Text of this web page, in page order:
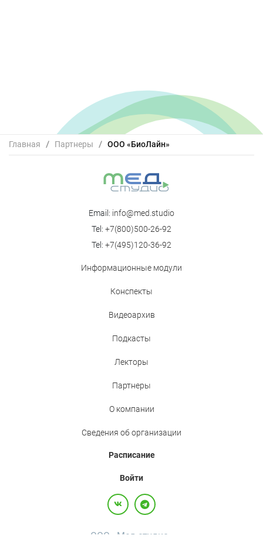
Главная / Партнеры / ООО «БиоЛайн»
Email: info@med.studio
Tel: +7(800)500-26-92
Tel: +7(495)120-36-92
Информационные модули
Конспекты
Видеоархив
Подкасты
Лекторы
Партнеры
О компании
Сведения об организации
Расписание
Войти
ООО «Мед.студио»